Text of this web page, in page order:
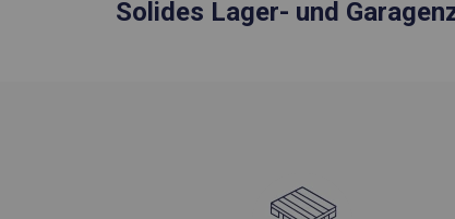
Solides Lager- und